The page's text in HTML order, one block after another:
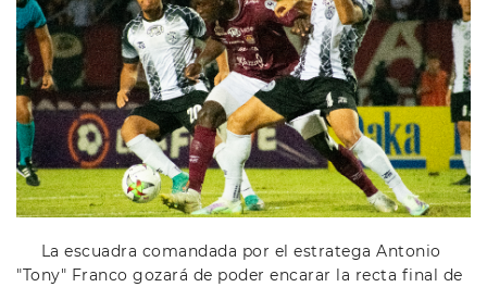
La escuadra comandada por el estratega Antonio
"Tony" Franco gozará de poder encarar la recta final de